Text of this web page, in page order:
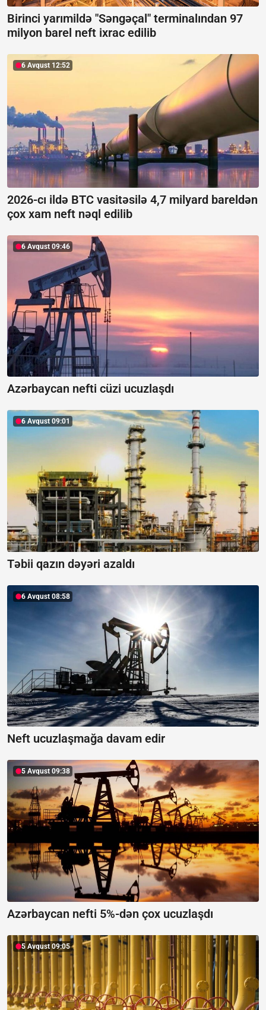
Birinci yarımildə "Səngəçal" terminalından 97
milyon barel neft ixrac edilib
6 Avqust 12:52
2026-cı ildə BTC vasitəsilə 4,7 milyard bareldən
çox xam neft nəql edilib
6 Avqust 09:46
Azərbaycan nefti cüzi ucuzlaşdı
6 Avqust 09:01
Təbii qazın dəyəri azaldı
6 Avqust 08:58
Neft ucuzlaşmağa davam edir
5 Avqust 09:38
Azərbaycan nefti 5%-dən çox ucuzlaşdı
5 Avqust 09:05